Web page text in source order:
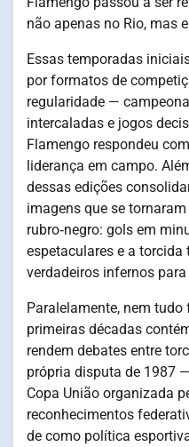
não apenas no Rio, mas
Essas temporadas
por formatos de
regularidade —
intercaladas e jogos
Flamengo respondeu
liderança em campo.
dessas edições
imagens que se
rubro‑negro: gols em
espetaculares e a
verdadeiros infernos
Paralelamente, nem
primeiras décadas
rendem debates entre
própria disputa de 1987
Copa União organizada
reconhecimentos
de como política